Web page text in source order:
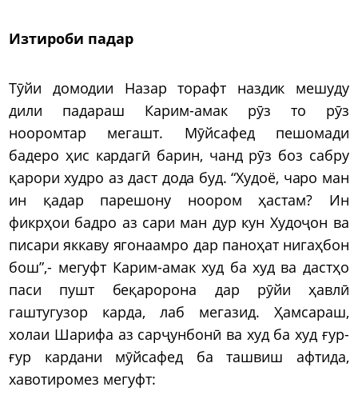
Изтироби падар
Тӯйи домодии Назар торафт наздик мешуду
дили падараш Карим-амак рӯз то рӯз
нооромтар мегашт. Мӯйсафед пешомади
бадеро ҳис кардагӣ барин, чанд рӯз боз сабру
қарори худро аз даст дода буд. “Худоё, чаро ман
ин қадар парешону ноором ҳастам? Ин
фикрҳои бадро аз сари ман дур кун Худоҷон ва
писари яккаву ягонаамро дар паноҳат нигаҳбон
бош”,- мегуфт Карим-амак худ ба худ ва дастҳо
паси пушт беқаророна дар рӯйи ҳавлӣ
гаштугузор карда, лаб мегазид. Ҳамсараш,
холаи Шарифа аз сарҷунбонӣ ва худ ба худ ғур-
ғур кардани мӯйсафед ба ташвиш афтида,
хавотиромез мегуфт: